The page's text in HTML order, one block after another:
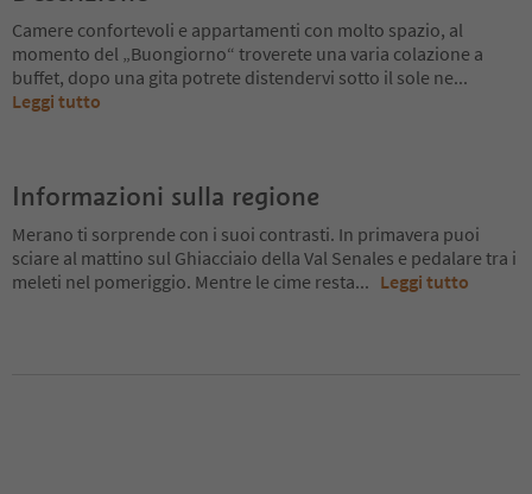
Camere confortevoli e appartamenti con molto spazio, al
momento del „Buongiorno“ troverete una varia colazione a
buffet, dopo una gita potrete distendervi sotto il sole ne...
Leggi tutto
Informazioni sulla regione
Merano ti sorprende con i suoi contrasti. In primavera puoi
sciare al mattino sul Ghiacciaio della Val Senales e pedalare tra i
meleti nel pomeriggio. Mentre le cime resta... Leggi tutto